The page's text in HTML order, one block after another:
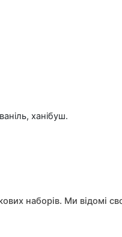
ханібуш.
наборів. Ми